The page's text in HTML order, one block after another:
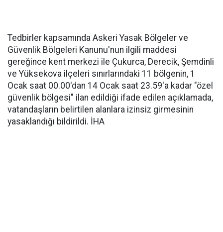
Tedbirler kapsamında Askeri Yasak Bölgeler ve
Güvenlik Bölgeleri Kanunu'nun ilgili maddesi
gereğince kent merkezi ile Çukurca, Derecik, Şemdinli
ve Yüksekova ilçeleri sınırlarındaki 11 bölgenin, 1
Ocak saat 00.00'dan 14 Ocak saat 23.59'a kadar "özel
güvenlik bölgesi" ilan edildiği ifade edilen açıklamada,
vatandaşların belirtilen alanlara izinsiz girmesinin
yasaklandığı bildirildi. İHA